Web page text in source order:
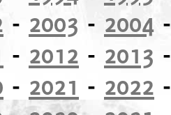
- 2003 - 2004
- 2012 - 2013
- 2021 - 2022